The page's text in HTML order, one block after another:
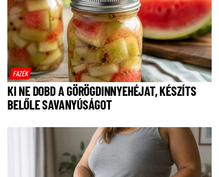
FAZÉK
KI NE DOBD A GÖRÖGDINNYEHÉJAT, KÉSZÍTS
BELŐLE SAVANYÚSÁGOT